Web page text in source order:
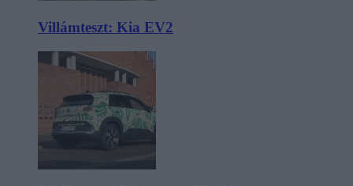
Villámteszt: Kia EV2